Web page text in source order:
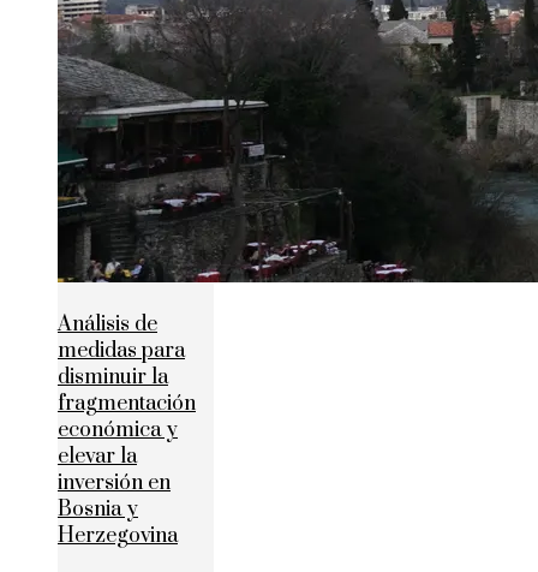
Análisis de
medidas para
disminuir la
fragmentación
económica y
elevar la
inversión en
Bosnia y
Herzegovina